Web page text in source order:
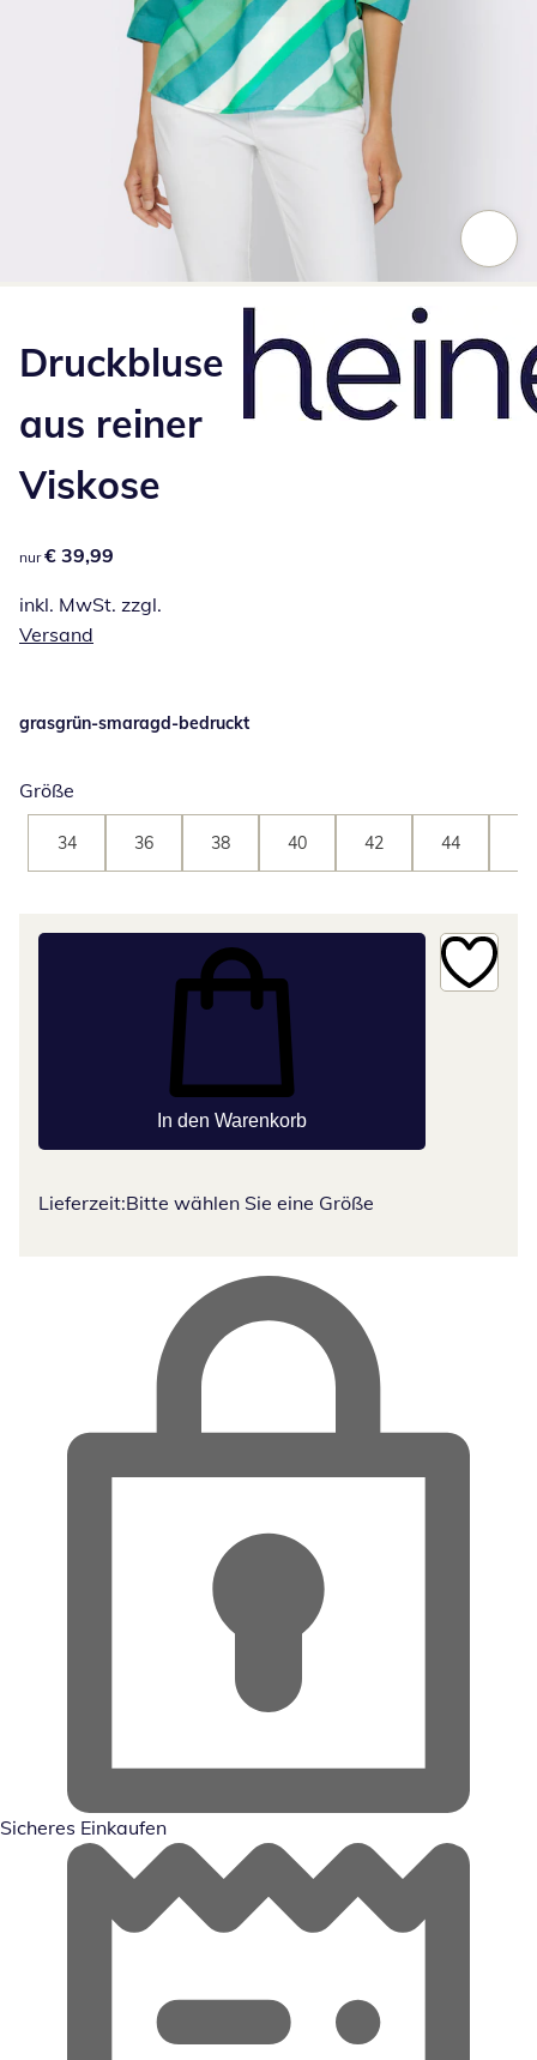
Druckbluse
aus reiner
Viskose
€ 39,99
nur € 39,99
inkl. MwSt. zzgl.
Versand
grasgrün-smaragd-bedruckt
Größe
34 36 38 40 42 44
In den Warenkorb
Lieferzeit:Bitte wählen Sie eine Größe
Sicheres Einkaufen